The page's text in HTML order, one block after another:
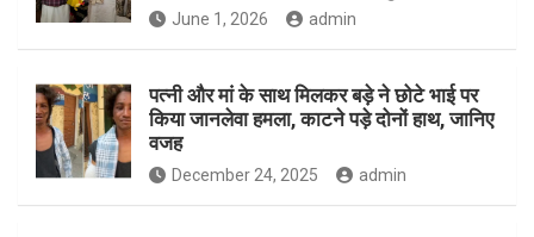
June 1, 2026 admin
पत्नी और मां के साथ मिलकर बड़े ने छोटे भाई पर
किया जानलेवा हमला, काटने पड़े दोनों हाथ, जानिए
वजह
December 24, 2025 admin